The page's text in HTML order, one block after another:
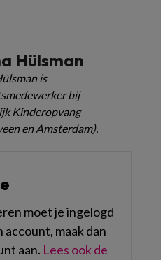
Hülsman
is
bij
Kinderopvang
en Amsterdam).
moet je ingelogd
account, maak dan
aan. Lees ook de